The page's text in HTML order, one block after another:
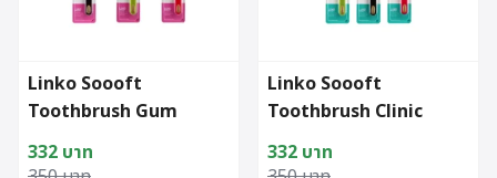
Linko Soooft
Toothbrush Gum
332 บาท
Linko Soooft
Toothbrush Clinic
332 บาท